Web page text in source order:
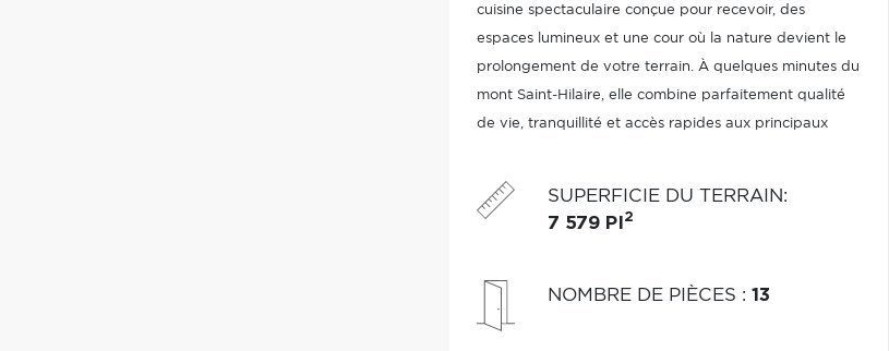
cuisine spectaculaire conçue pour recevoir, des
espaces lumineux et une cour où la nature devient le
prolongement de votre terrain. À quelques minutes du
mont Saint-Hilaire, elle combine parfaitement qualité
de vie, tranquillité et accès rapides aux principaux
SUPERFICIE DU TERRAIN:
7 579 PI 2
NOMBRE DE PIÈCES : 13